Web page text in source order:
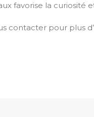
favorise la curiosité
contacter pour plus